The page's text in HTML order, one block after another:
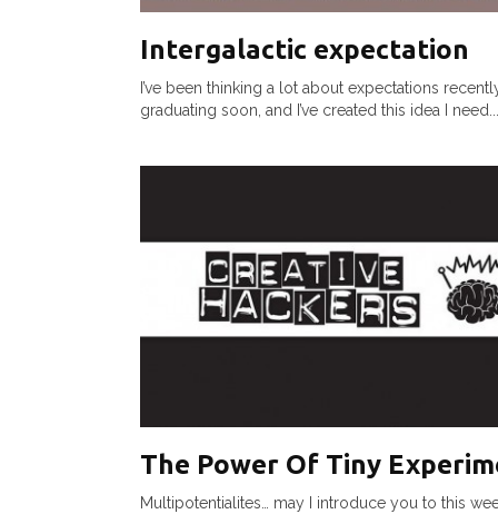
Intergalactic expectation
I’ve been thinking a lot about expectations
graduating soon, and I’ve created this idea I need...
The Power Of Tiny
Multipotentialites… may I introduce you to this